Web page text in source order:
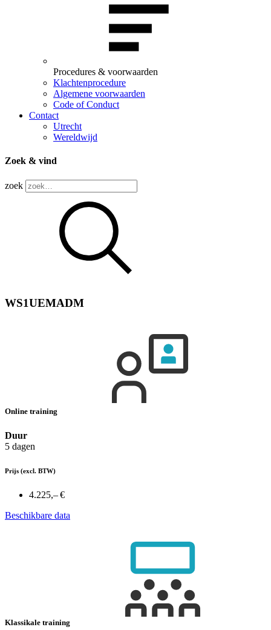
Procedures & voorwaarden
Klachtenprocedure
Algemene voorwaarden
Code of Conduct
Contact
Utrecht
Wereldwijd
Zoek & vind
zoek
WS1UEMADM
Online training
Duur
5 dagen
Prijs (excl. BTW)
4.225,– €
Beschikbare data
Klassikale training